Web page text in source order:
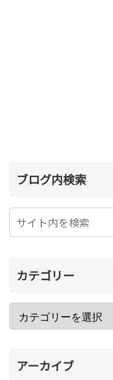
ブログ内検索
カテゴリー
アーカイブ